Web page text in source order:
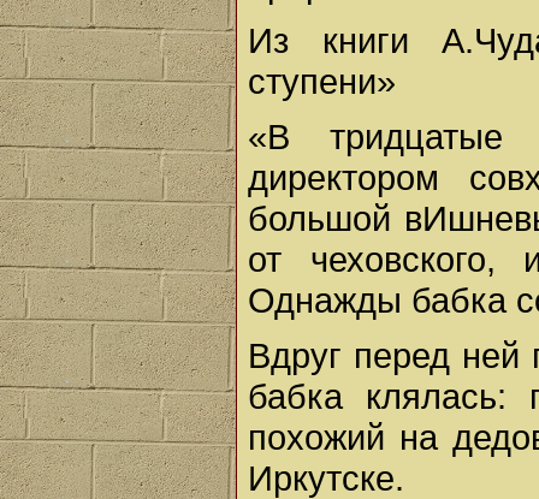
Из книги
ступени»
«В
директором
большой
от чеховского,
Однажды бабка
Вдруг перед ней
бабка
похожий на
Иркутске.